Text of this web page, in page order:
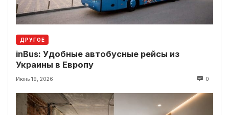
ДРУГОЕ
inBus: Удобные автобусные рейсы из
Украины в Европу
Июнь 19, 2026 0